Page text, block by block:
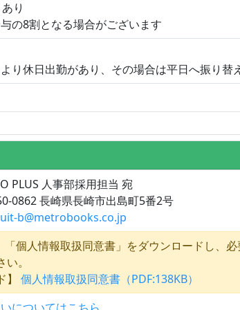
り
の8割となる場合がございます
り休日出勤があり、その場合は平日へ振り替
PLUS 人事部採用担当 宛
0862 長崎県長崎市出島町5番2号
b@metrobooks.co.jp
個人情報取扱同意書」をダウンロードし、
。
】 個人情報取扱同意書（PDF:138KB）